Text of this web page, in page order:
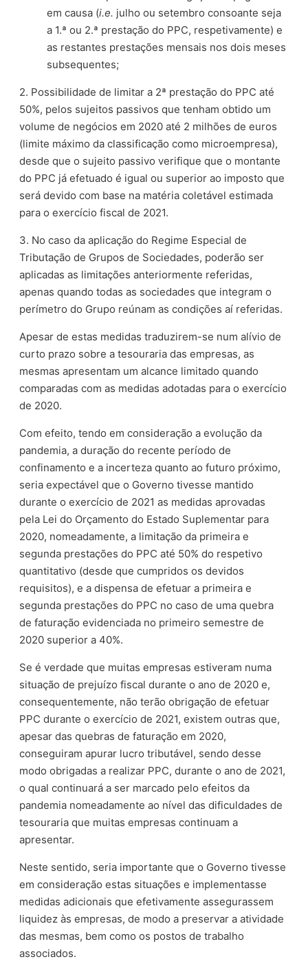
em causa (i.e. julho ou setembro consoante seja
a 1.ª ou 2.ª prestação do PPC, respetivamente) e
as restantes prestações mensais nos dois meses
subsequentes;
2. Possibilidade de limitar a 2ª prestação do PPC até
50%, pelos sujeitos passivos que tenham obtido um
volume de negócios em 2020 até 2 milhões de euros
(limite máximo da classificação como microempresa),
desde que o sujeito passivo verifique que o montante
do PPC já efetuado é igual ou superior ao imposto que
será devido com base na matéria coletável estimada
para o exercício fiscal de 2021.
3. No caso da aplicação do Regime Especial de
Tributação de Grupos de Sociedades, poderão ser
aplicadas as limitações anteriormente referidas,
apenas quando todas as sociedades que integram o
perímetro do Grupo reúnam as condições aí referidas.
Apesar de estas medidas traduzirem-se num alívio de
curto prazo sobre a tesouraria das empresas, as
mesmas apresentam um alcance limitado quando
comparadas com as medidas adotadas para o exercício
de 2020.
Com efeito, tendo em consideração a evolução da
pandemia, a duração do recente período de
confinamento e a incerteza quanto ao futuro próximo,
seria expectável que o Governo tivesse mantido
durante o exercício de 2021 as medidas aprovadas
pela Lei do Orçamento do Estado Suplementar para
2020, nomeadamente, a limitação da primeira e
segunda prestações do PPC até 50% do respetivo
quantitativo (desde que cumpridos os devidos
requisitos), e a dispensa de efetuar a primeira e
segunda prestações do PPC no caso de uma quebra
de faturação evidenciada no primeiro semestre de
2020 superior a 40%.
Se é verdade que muitas empresas estiveram numa
situação de prejuízo fiscal durante o ano de 2020 e,
consequentemente, não terão obrigação de efetuar
PPC durante o exercício de 2021, existem outras que,
apesar das quebras de faturação em 2020,
conseguiram apurar lucro tributável, sendo desse
modo obrigadas a realizar PPC, durante o ano de 2021,
o qual continuará a ser marcado pelo efeitos da
pandemia nomeadamente ao nível das dificuldades de
tesouraria que muitas empresas continuam a
apresentar.
Neste sentido, seria importante que o Governo tivesse
em consideração estas situações e implementasse
medidas adicionais que efetivamente assegurassem
liquidez às empresas, de modo a preservar a atividade
das mesmas, bem como os postos de trabalho
associados.